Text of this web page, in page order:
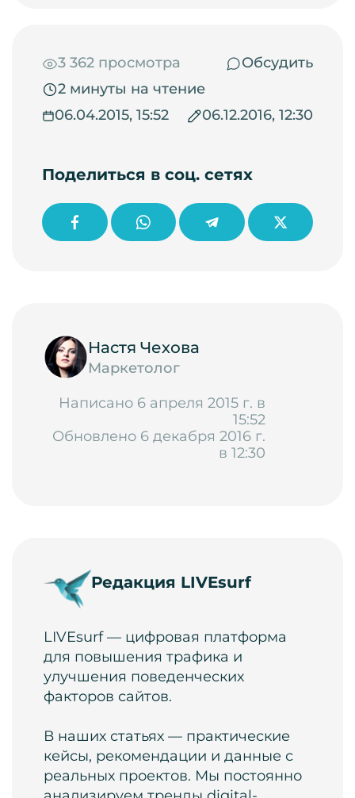
3 362 просмотра
Обсудить
2 минуты на чтение
06.04.2015, 15:52
06.12.2016, 12:30
Поделиться в соц. сетях
Настя Чехова
Маркетолог
Написано 6 апреля 2015 г. в
15:52
Обновлено 6 декабря 2016 г.
в 12:30
Редакция LIVEsurf
LIVEsurf — цифровая платформа
для повышения трафика и
улучшения поведенческих
факторов сайтов.
В наших статьях — практические
кейсы, рекомендации и данные с
реальных проектов. Мы постоянно